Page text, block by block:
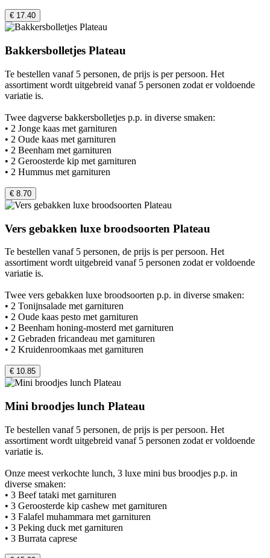
€ 17.40
Bakkersbolletjes Plateau
Te bestellen vanaf 5 personen, de prijs is per persoon. Het
assortiment wordt uitgebreid vanaf 5 personen zodat er voldoende
variatie is.
Twee dagverse bakkersbolletjes p.p. in diverse smaken:
• 2 Jonge kaas met garnituren
• 2 Oude kaas met garnituren
• 2 Beenham met garnituren
• 2 Geroosterde kip met garnituren
• 2 Hummus met garnituren
€ 8.70
Vers gebakken luxe broodsoorten Plateau
Te bestellen vanaf 5 personen, de prijs is per persoon. Het
assortiment wordt uitgebreid vanaf 5 personen zodat er voldoende
variatie is.
Twee vers gebakken luxe broodsoorten p.p. in diverse smaken:
• 2 Tonijnsalade met garnituren
• 2 Oude kaas pesto met garnituren
• 2 Beenham honing-mosterd met garnituren
• 2 Gebraden fricandeau met garnituren
• 2 Kruidenroomkaas met garnituren
€ 10.85
Mini broodjes lunch Plateau
Te bestellen vanaf 5 personen, de prijs is per persoon. Het
assortiment wordt uitgebreid vanaf 5 personen zodat er voldoende
variatie is.
Onze meest verkochte lunch, 3 luxe mini bus broodjes p.p. in
diverse smaken:
• 3 Beef tataki met garnituren
• 3 Geroosterde kip cashew met garnituren
• 3 Falafel muhammara met garnituren
• 3 Peking duck met garnituren
• 3 Burrata caprese